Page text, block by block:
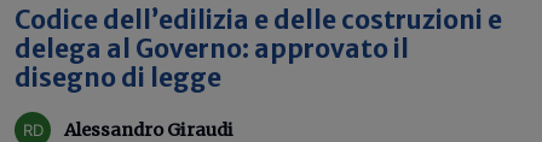
Codice dell’edilizia e delle costruzioni e
delega al Governo: approvato il
disegno di legge
Alessandro Giraudi